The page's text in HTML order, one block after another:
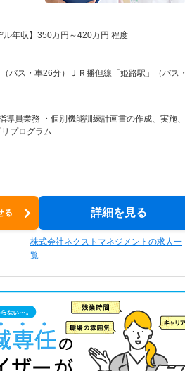
年収】 350万円～420万円 程度
バス・車26分）ＪＲ播但線「姫路駅」（バス・
導員業務 ・個別機能訓練計画書の作成、実施、
リプログラム…
る 詳細を見る
株式会社ネクストマネジメントの求人一
覧